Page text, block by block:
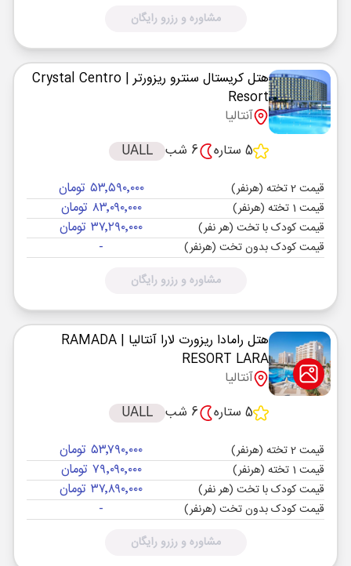
مشاوره و رزرو رایگان
هتل کریستال سنترو ریزورتر | Crystal Centro
Resort
آنتالیا
5 ستاره
6 شب UALL
قیمت 2 تخته (هرنفر) ۵۳٬۵۹۰٬۰۰۰ تومان
قیمت 1 تخته (هرنفر) ۸۳٬۰۹۰٬۰۰۰ تومان
قیمت کودک با تخت (هر نفر) ۳۷٬۲۹۰٬۰۰۰ تومان
قیمت کودک بدون تخت (هرنفر) -
مشاوره و رزرو رایگان
هتل رامادا ریزورت لارا آنتالیا
| RAMADA
RESORT LARA
آنتالیا
5 ستاره
6 شب UALL
قیمت 2 تخته (هرنفر) ۵۳٬۷۹۰٬۰۰۰ تومان
قیمت 1 تخته (هرنفر) ۷۹٬۰۹۰٬۰۰۰ تومان
قیمت کودک با تخت (هر نفر) ۳۷٬۸۹۰٬۰۰۰ تومان
قیمت کودک بدون تخت (هرنفر) -
مشاوره و رزرو رایگان